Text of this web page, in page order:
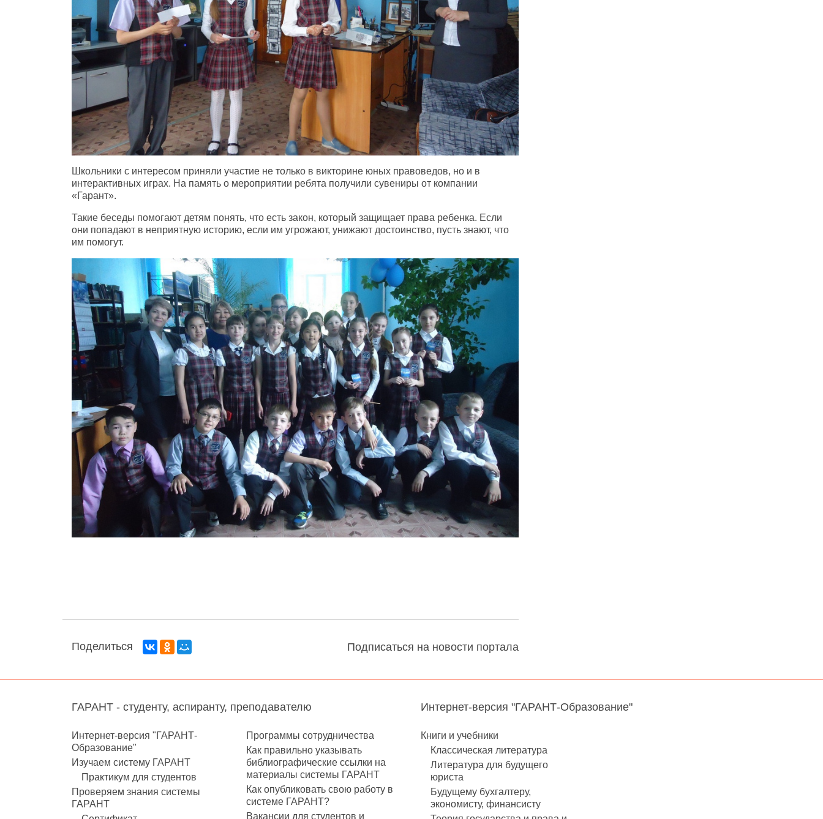
Школьники с интересом приняли участие не только в викторине юных правоведов, но и в
интерактивных играх. На память о мероприятии ребята получили сувениры от компании
«Гарант».
Такие беседы помогают детям понять, что есть закон, который защищает права ребенка. Если
они попадают в неприятную историю, если им угрожают, унижают достоинство, пусть знают, что
им помогут.
Поделиться Подписаться на новости портала
ГАРАНТ - студенту, аспиранту, преподавателю
Интернет-версия "ГАРАНТ-
Образование"
Изучаем систему ГАРАНТ
Практикум для студентов
Проверяем знания системы
ГАРАНТ
Программы сотрудничества
Как правильно указывать
библиографические ссылки на
материалы системы ГАРАНТ
Как опубликовать свою работу в
системе ГАРАНТ?
Вакансии для студентов и
Интернет-версия "ГАРАНТ-Образование"
Книги и учебники
Классическая литература
Литература для будущего
юриста
Будущему бухгалтеру,
экономисту, финансисту